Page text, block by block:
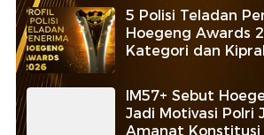
5 Polisi Teladan
Hoegeng Awards
Kategori dan
IM57+ Sebut
Jadi Motivasi Polri
Amanat Konstitusi